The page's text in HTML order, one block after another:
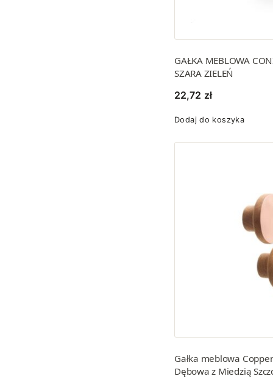
GAŁKA MEBLOWA
SZARA ZIELEŃ
22,72 zł
Dodaj do koszyka
Gałka meblowa
Dębowa z Miedzią